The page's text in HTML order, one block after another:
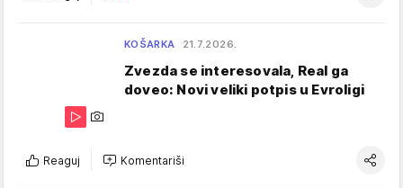
KOŠARKA 21.7.2026.
Zvezda se interesovala, Real ga
doveo: Novi veliki potpis u Evroligi
Reaguj Komentariši